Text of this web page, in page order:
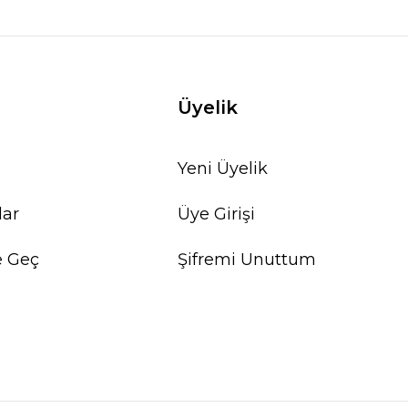
Geç
Üyelik
Yeni Üyelik
Üye Girişi
Şifremi Unuttum